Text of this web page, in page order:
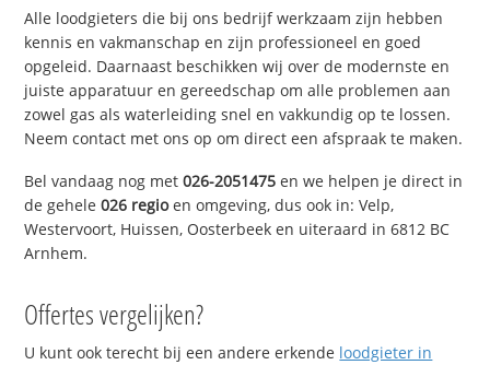
Alle loodgieters die bij ons bedrijf werkzaam zijn hebben
kennis en vakmanschap en zijn professioneel en goed
opgeleid. Daarnaast beschikken wij over de modernste en
juiste apparatuur en gereedschap om alle problemen aan
zowel gas als waterleiding snel en vakkundig op te lossen.
Neem contact met ons op om direct een afspraak te maken.
Bel vandaag nog met026-2051475 en we helpen je direct in
de gehele026 regioen omgeving, dus ook in: Velp,
Westervoort, Huissen, Oosterbeek en uiteraard in 6812 BC
Arnhem.
Offertes vergelijken?
U kunt ook terecht bij een andere erkende loodgieter in